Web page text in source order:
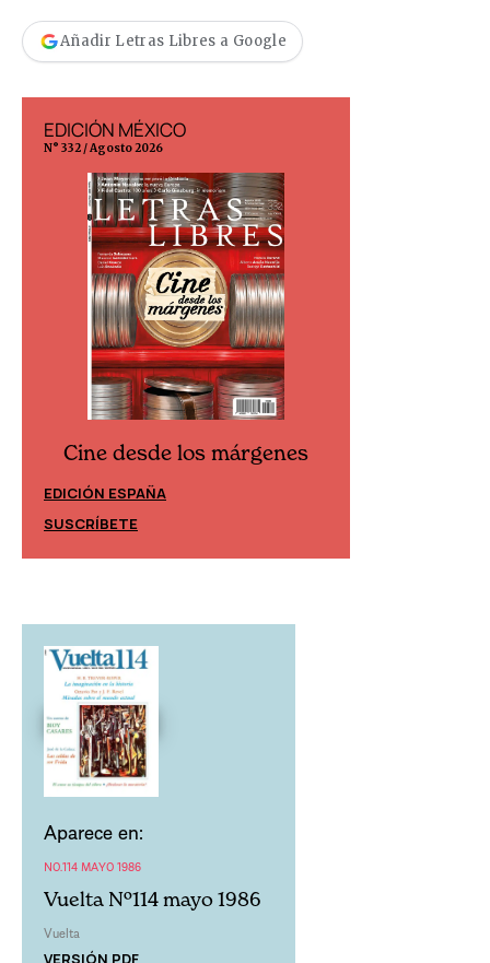
Añadir Letras Libres a Google
EDICIÓN MÉXICO
N° 332 / Agosto 2026
Cine desde los márgenes
EDICIÓN ESPAÑA
SUSCRÍBETE
Aparece en:
NO.114 MAYO 1986
Vuelta Nº114 mayo 1986
Vuelta
VERSIÓN PDF